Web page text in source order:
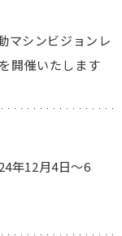
マシンビジョンレ
開催いたします
年12月4日～6